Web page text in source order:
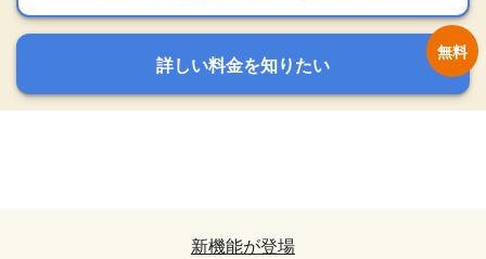
詳しい料金を知りたい
詳しい料金を知りたい
詳しい料金を知りたい
新機能が登場